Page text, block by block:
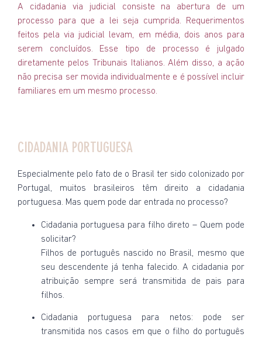
A cidadania via judicial consiste na abertura de um
processo para que a lei seja cumprida. Requerimentos
feitos pela via judicial levam, em média, dois anos para
serem concluídos. Esse tipo de processo é julgado
diretamente pelos Tribunais Italianos. Além disso, a ação
não precisa ser movida individualmente e é possível incluir
familiares em um mesmo processo.
CIDADANIA PORTUGUESA
Especialmente pelo fato de o Brasil ter sido colonizado por
Portugal, muitos brasileiros têm direito a cidadania
portuguesa. Mas quem pode dar entrada no processo?
Cidadania portuguesa para filho direto – Quem pode
solicitar?
Filhos de português nascido no Brasil, mesmo que
seu descendente já tenha falecido. A cidadania por
atribuição sempre será transmitida de pais para
filhos.
Cidadania portuguesa para netos: pode ser
transmitida nos casos em que o filho do português